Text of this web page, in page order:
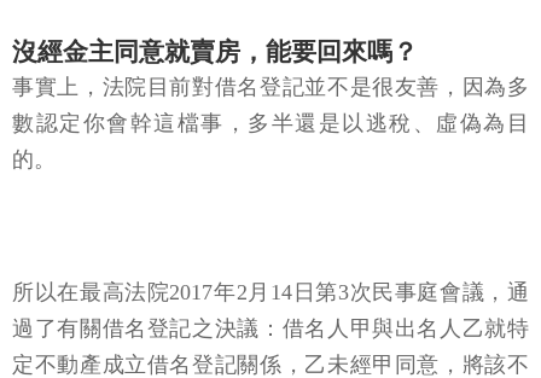
沒經金主同意就賣房，能要回來嗎？
事實上，法院目前對借名登記並不是很友善，因為多
數認定你會幹這檔事，多半還是以逃稅、虛偽為目
的。
所以在最高法院2017年2月14日第3次民事庭會議，通
過了有關借名登記之決議：借名人甲與出名人乙就特
定不動產成立借名登記關係，乙未經甲同意，將該不